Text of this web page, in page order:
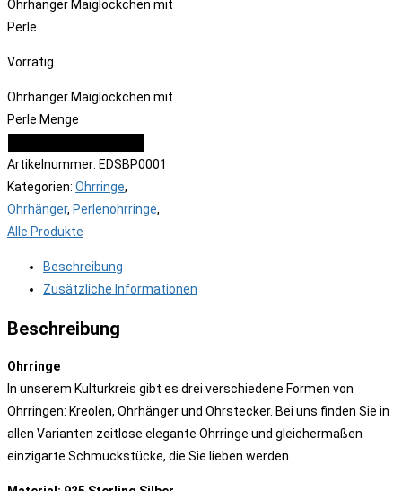
Ohrhänger Maiglöckchen mit
Perle
Vorrätig
Ohrhänger Maiglöckchen mit
Perle Menge
Artikelnummer: EDSBP0001
Kategorien: Ohrringe,
Ohrhänger, Perlenohrringe,
Alle Produkte
Beschreibung
Zusätzliche Informationen
Beschreibung
Ohrringe
In unserem Kulturkreis gibt es drei verschiedene Formen von
Ohrringen: Kreolen, Ohrhänger und Ohrstecker. Bei uns finden Sie in
allen Varianten zeitlose elegante Ohrringe und gleichermaßen
einzigarte Schmuckstücke, die Sie lieben werden.